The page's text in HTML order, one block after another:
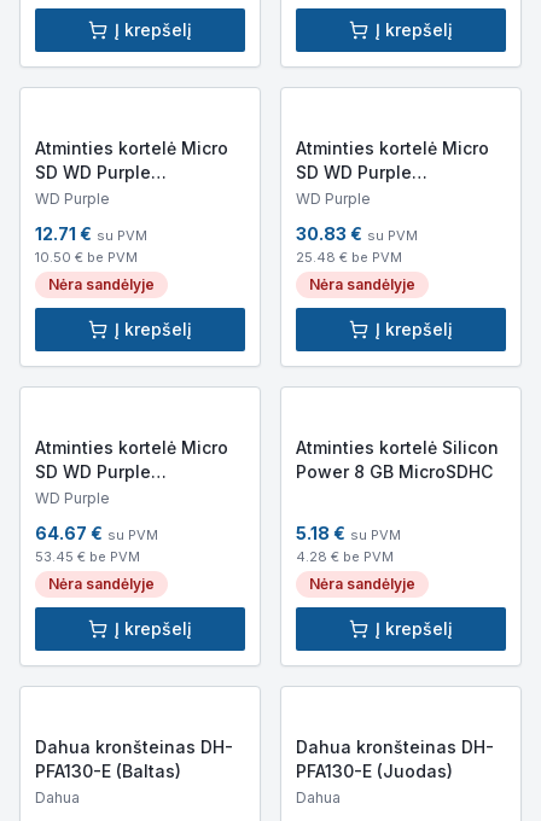
Į krepšelį Į krepšelį
Atminties kortelė Micro
SD WD Purple
WDD064G1P0C
WD Purple
12.71 € su PVM
10.50 € be PVM
Nėra sandėlyje
Į krepšelį
Atminties kortelė Micro
SD WD Purple
WDD128G1P0C
WD Purple
30.83 € su PVM
25.48 € be PVM
Nėra sandėlyje
Į krepšelį
Atminties kortelė Micro
SD WD Purple
WDD256G1P0C
WD Purple
64.67 € su PVM
53.45 € be PVM
Nėra sandėlyje
Į krepšelį
Atminties kortelė Silicon
Power 8 GB MicroSDHC
5.18 € su PVM
4.28 € be PVM
Nėra sandėlyje
Į krepšelį
Dahua kronšteinas DH-
PFA130-E (Baltas)
Dahua
Dahua kronšteinas DH-
PFA130-E (Juodas)
Dahua